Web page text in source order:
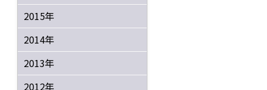
2015年
2014年
2013年
2012年